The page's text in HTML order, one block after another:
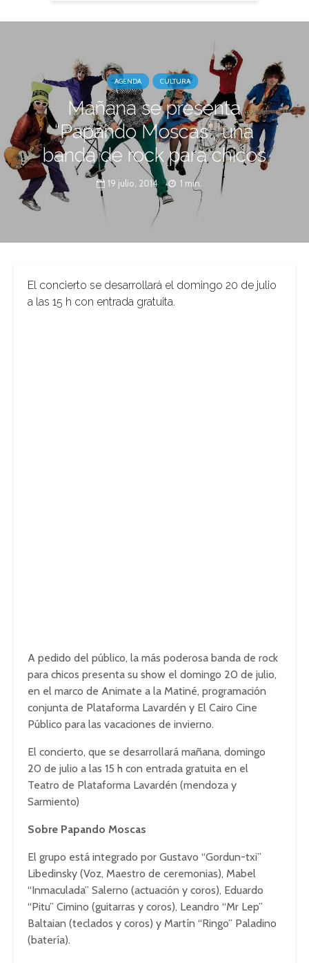
AGENDA CULTURA
Mañana se presenta
“Papando Moscas”, una
banda de rock para chicos
19 julio, 2014 1 min.
El concierto se desarrollará el domingo 20 de julio
a las 15 h con entrada gratuita.
A pedido del público, la más poderosa banda de rock
para chicos presenta su show el domingo 20 de julio,
en el marco de Animate a la Matiné, programación
conjunta de Plataforma Lavardén y El Cairo Cine
Público para las vacaciones de invierno.
El concierto, que se desarrollará mañana, domingo
20 de julio a las 15 h con entrada gratuita en el
Teatro de Plataforma Lavardén (mendoza y
Sarmiento)
Sobre Papando Moscas
El grupo está integrado por Gustavo “Gordun-txi”
Libedinsky (Voz, Maestro de ceremonias), Mabel
“Inmaculada” Salerno (actuación y coros), Eduardo
“Pitu” Cimino (guitarras y coros), Leandro “Mr Lep”
Baltaian (teclados y coros) y Martín “Ringo” Paladino
(batería).